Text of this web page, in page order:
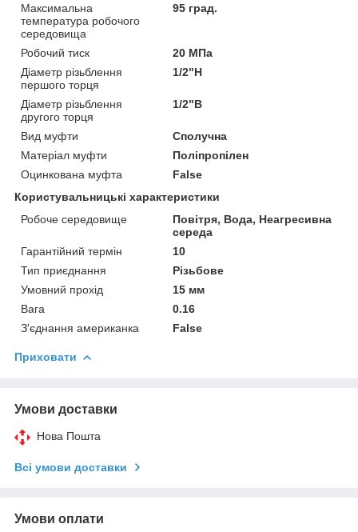
Максимальна
температура робочого
середовища
95 град.
Робочий тиск
20 МПа
Діаметр різьблення
першого торця
1/2"Н
Діаметр різьблення
другого торця
1/2"В
Вид муфти
Сполучна
Матеріал муфти
Поліпропілен
Оцинкована муфта
False
Користувальницькі характеристики
Робоче середовище
Повітря, Вода, Неагресивна
середа
Гарантійний термін
10
Тип приєднання
Різьбове
Умовний прохід
15 мм
Вага
0.16
З'єднання американка
False
Приховати
Умови доставки
Нова Пошта
Всі умови доставки
Умови оплати